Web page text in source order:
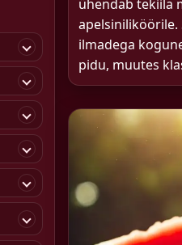
ühendab tekiila
apelsiniliköörile.
ilmadega
pidu, muutes